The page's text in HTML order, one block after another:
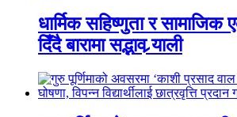
धार्मिक सहिष्णुता र
दिँदै बारामा सद्भाव र्‍याली